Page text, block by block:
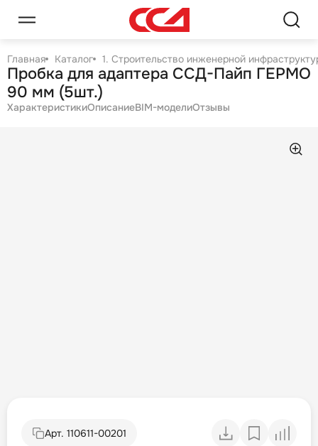
Главная Каталог 1. Строительство инженерной
Пробка для адаптера ССД-Пайп ГЕРМО
90 мм (5шт.)
ХарактеристикиОписаниеBIM-моделиОтзывы
Арт. 110611-00201